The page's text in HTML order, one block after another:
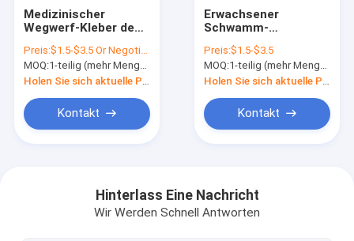
Medizinischer
Wegwerf-Kleber des
Sensor-SpO2 für
Erwachsenen
Preis:$1.5-$3.5 Or Negotiable
MOQ:1-teilig (mehr Menge mit besserem Rabatt)
Kontakt
Erwachsener
Schwamm-
Wegwerf-Spo2
Sensor M-LNCS
Preis:$1.5-$3.5
MOQ:1-teilig (mehr Menge mit besserem Rabatt)
Kontakt
Hinterlass Eine Nachricht
Wir Werden Schnell Antworten